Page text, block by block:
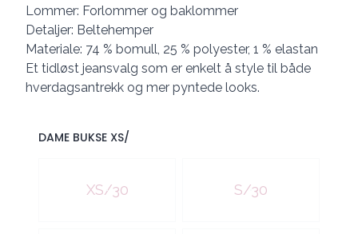
Lommer: Forlommer og baklommer
Detaljer: Beltehemper
Materiale: 74 % bomull, 25 % polyester, 1 % elastan
Et tidløst jeansvalg som er enkelt å style til både
hverdagsantrekk og mer pyntede looks.
DAME BUKSE XS/
XS/30 S/30